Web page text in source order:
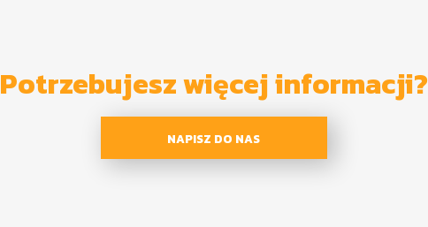
Potrzebujesz więcej informacji?
NAPISZ DO NAS